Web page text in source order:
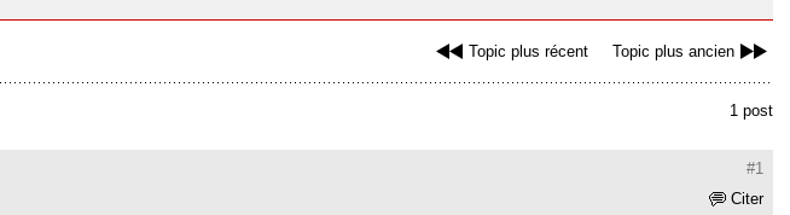
Topic plus récent Topic plus ancien
1 post
#1
Citer